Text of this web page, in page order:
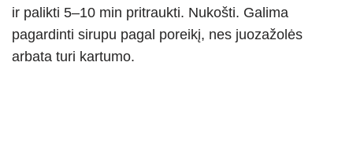
ir palikti 5–10 min pritraukti. Nukošti. Galima
pagardinti sirupu pagal poreikį, nes juozažolės
arbata turi kartumo.